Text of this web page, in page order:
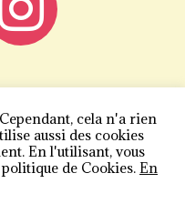
cela n'a rien
aussi des cookies
En l'utilisant, vous
de Cookies.En